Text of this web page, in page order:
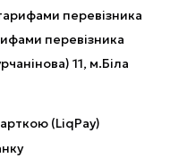
перевізника
перевізника
11, м.Біла
(LiqPay)